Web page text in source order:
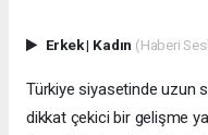
Erkek| Kadın (Haberi
Türkiye siyasetinde uzun
dikkat çekici bir gelişme